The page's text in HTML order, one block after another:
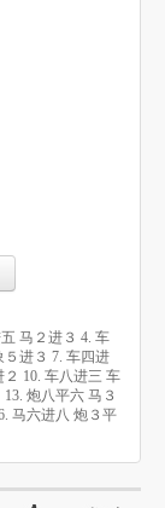
马２进３ 4. 车
进３ 7. 车四进
10. 车八进三 车
炮八平六 马３
马六进八 炮３平